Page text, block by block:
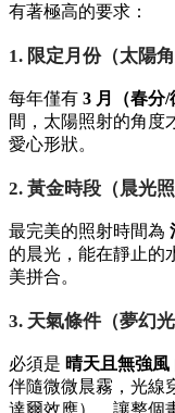
有著極高的要求：
1. 限定月份（太陽角
每年僅有 3 月（春分/
間，太陽照射的角度
愛心形狀。
2. 黃金時段（晨光照
最完美的照射時間為
的晨光，能在靜止的
美拼合。
3. 天氣條件（夢幻光
必須是 晴天且無強風
伴隨微微晨霧，光線